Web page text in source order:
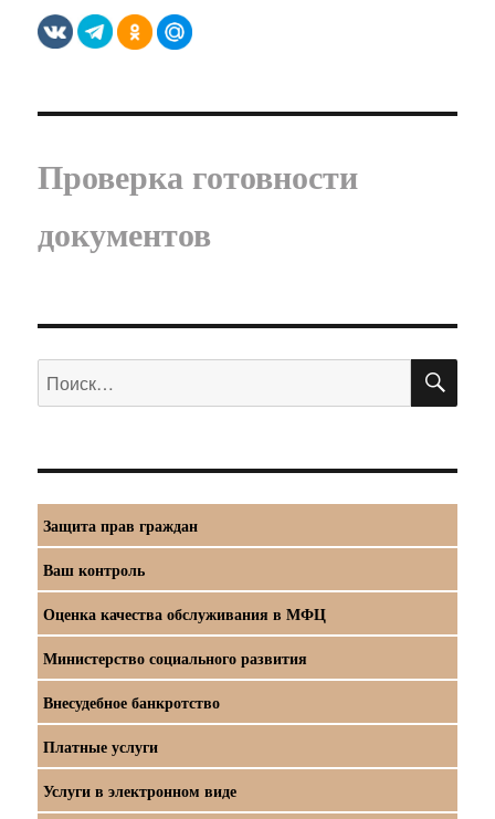
Проверка готовности
документов
Искать:
Защита прав граждан
Ваш контроль
Оценка качества обслуживания в МФЦ
Министерство социального развития
Внесудебное банкротство
Платные услуги
Услуги в электронном виде